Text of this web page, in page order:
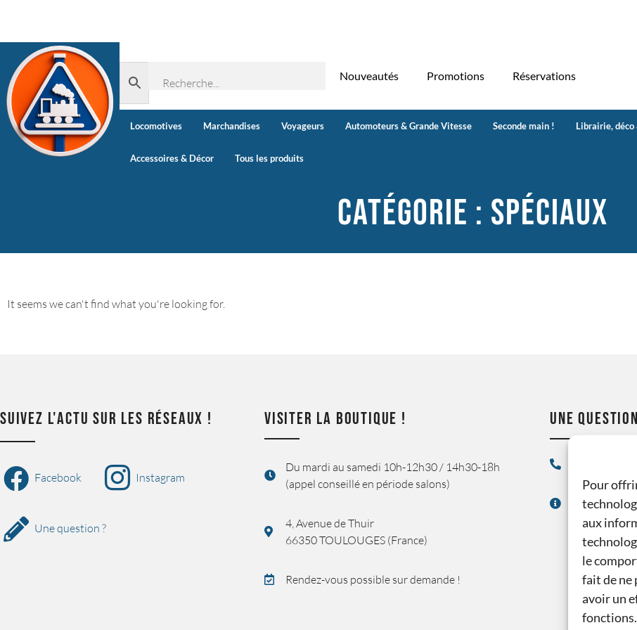
Pour
aux
le
fait de ne
avoir un
fonctions.
Nouveautés Promotions Réservations
Locomotives Marchandises Voyageurs Automoteurs & Grande Vitesse Seconde main ! Librairie, déco
Accessoires & Décor Tous les produits
Catégorie : Spéciaux
It seems we can't find what you're looking for.
SUIVEZ L'ACTU SUR LES RÉSEAUX !
Facebook Instagram
Une question ?
VISITER LA BOUTIQUE !
Du mardi au samedi 10h-12h30 / 14h30-18h
(appel conseillé en période salons)
4, Avenue de Thuir
66350 TOULOUGES (France)
Rendez-vous possible sur demande !
UNE